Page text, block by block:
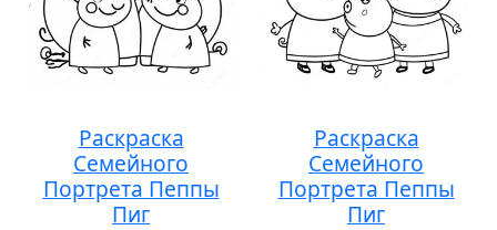
Раскраска
Семейного
Портрета Пеппы
Пиг
Раскраска
Семейного
Портрета Пеппы
Пиг